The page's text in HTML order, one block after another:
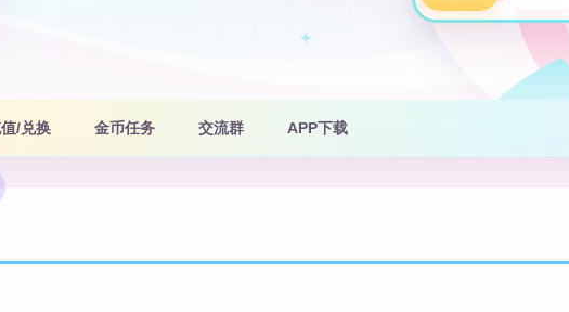
/兑换 金币任务 交流群 APP下载